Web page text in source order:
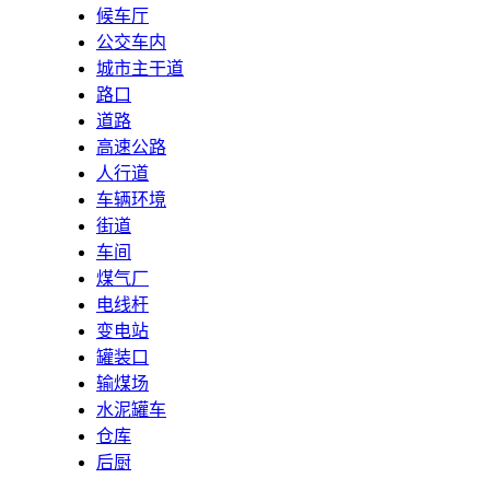
候车厅
公交车内
城市主干道
路口
道路
高速公路
人行道
车辆环境
街道
车间
煤气厂
电线杆
变电站
罐装口
输煤场
水泥罐车
仓库
后厨